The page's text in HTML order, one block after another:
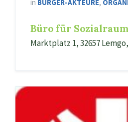
in BÜRGER-AKTEURE,
Büro für
Marktplatz 1, 32657